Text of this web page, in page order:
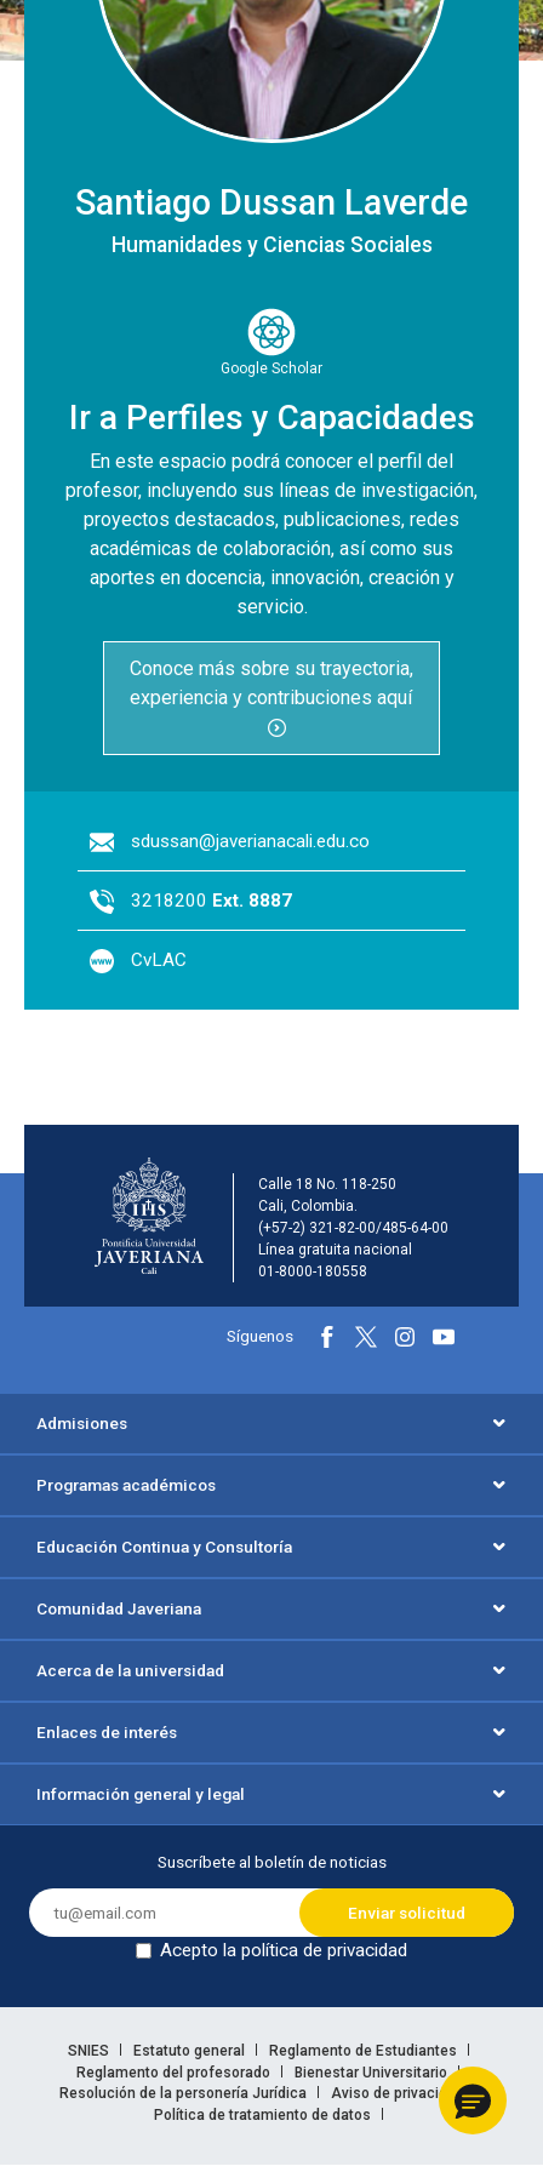
Santiago Dussan Laverde
Humanidades y Ciencias Sociales
Google Scholar
Ir a Perfiles y Capacidades
En este espacio podrá conocer el perfil del
profesor, incluyendo sus líneas de investigación,
proyectos destacados, publicaciones, redes
académicas de colaboración, así como sus
aportes en docencia, innovación, creación y
servicio.
Conoce más sobre su trayectoria,
experiencia y contribuciones aquí
sdussan@javerianacali.edu.co
3218200 Ext. 8887
CvLAC
Información de la
Calle 18 No. 118-250
Cali, Colombia.
(+57-2) 321-82-00/485-64-00
Línea gratuita nacional
01-8000-180558
Información y redes sociales
Síguenos
Menú principal del footer
Admisiones
Programas académicos
Educación Continua y Consultoría
Comunidad Javeriana
Acerca de la universidad
Enlaces de interés
Información general y legal
Suscríbete al boletín de noticias
Acepto la política de privacidad
Enlaces legales
SNIES Estatuto general
Reglamento de Estudiantes
Reglamento del profesorado
Bienestar Universitario
Resolución de la personería Jurídica
Aviso de privacidad
Política de tratamiento de datos